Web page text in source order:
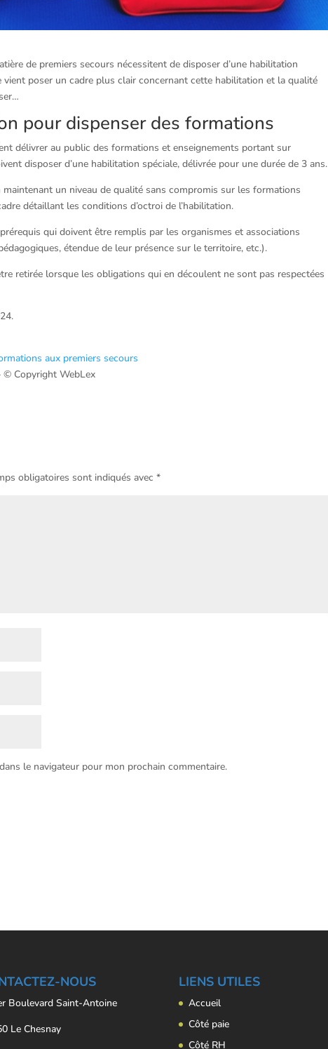
de premiers secours nécessitent de disposer d’une habilitation
poser un cadre plus clair concernant cette habilitation et la qualité
pour dispenser des formations
délivrer au public des formations et enseignements portant sur
disposer d’une habilitation spéciale, délivrée pour une durée de 3 ans.
un niveau de qualité sans compromis sur les formations
détaillant les conditions d’octroi de l’habilitation.
qui doivent être remplis par les organismes et associations
étendue de leur présence sur le territoire, etc.).
retirée lorsque les obligations qui en découlent ne sont pas respectées
aux premiers secours
© Copyright WebLex
obligatoires sont indiqués avec*
le navigateur pour mon prochain commentaire.
NOUS
Boulevard Saint-Antoine
Le Chesnay
LIENS UTILES
Accueil
Côté paie
Côté RH